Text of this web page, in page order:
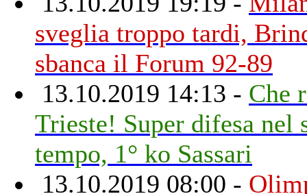
sveglia troppo tardi,
sbanca il Forum 92-89
13.10.2019 14:13 - Che
Trieste! Super difesa nel
tempo, 1° ko Sassari
13.10.2019 08:00 -